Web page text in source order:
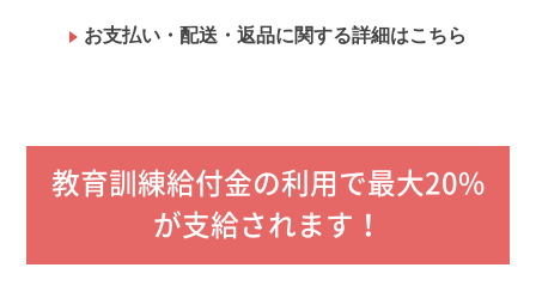
お支払い・配送・返品に関する詳細はこちら
教育訓練給付金の利用で最大20%
が支給されます！